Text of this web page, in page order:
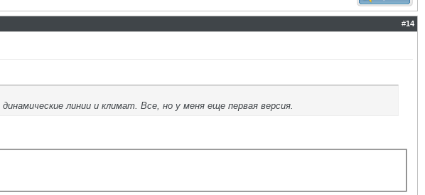
#14
линии и климат. Все, но у меня еще первая версия.